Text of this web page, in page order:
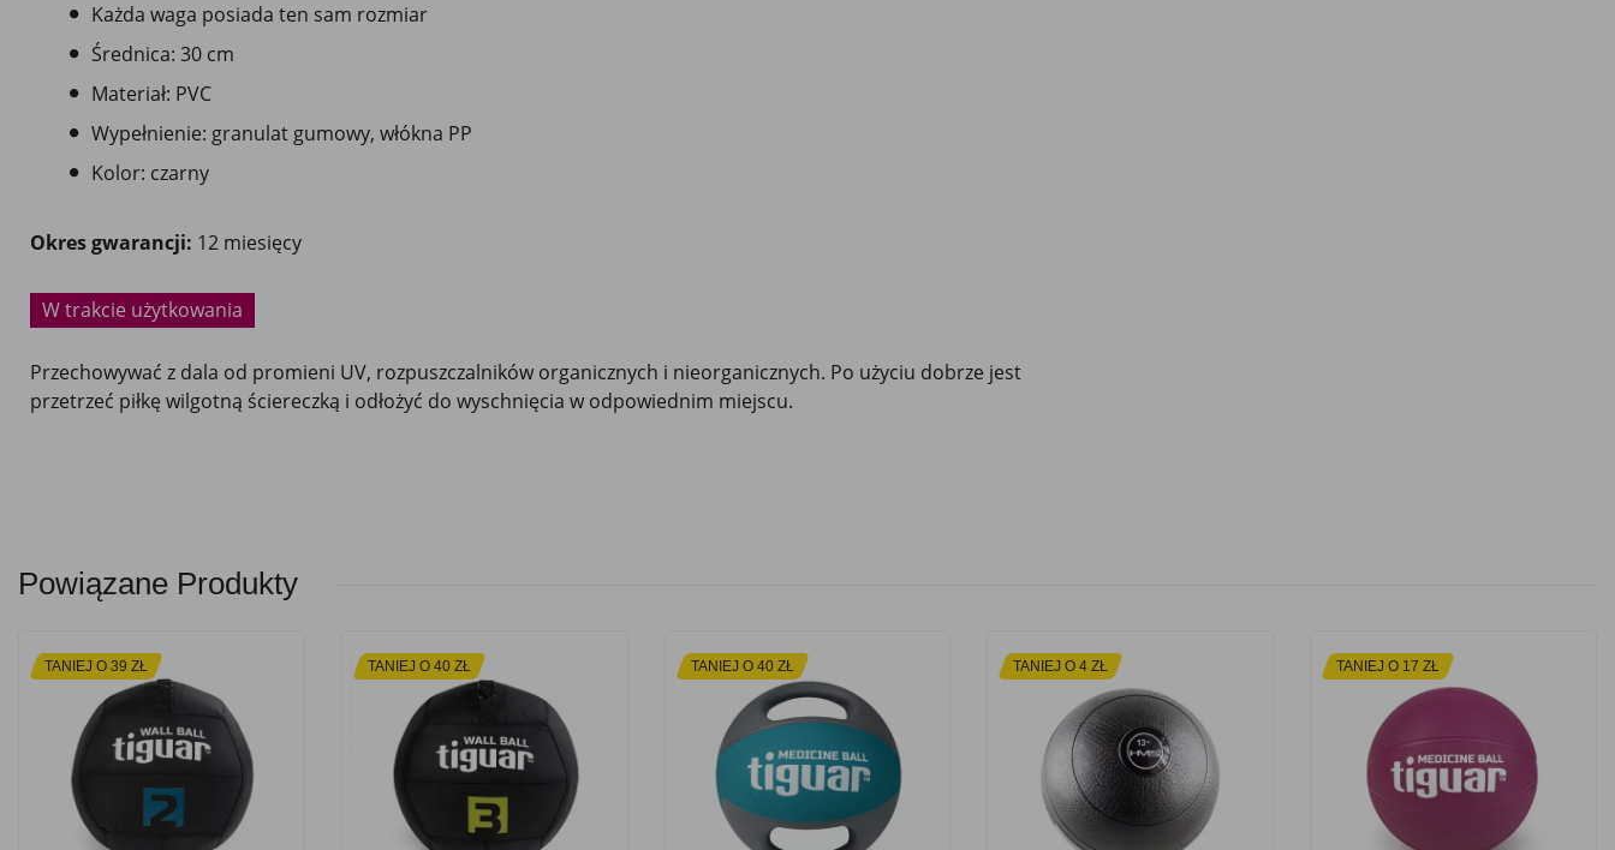
Każda waga posiada ten sam rozmiar
Średnica: 30 cm
Materiał: PVC
Wypełnienie: granulat gumowy, włókna PP
Kolor: czarny
Okres gwarancji: 12 miesięcy
W trakcie użytkowania
Przechowywać z dala od promieni UV, rozpuszczalników organicznych i nieorganicznych. Po użyciu dobrze jest
przetrzeć piłkę wilgotną ściereczką i odłożyć do wyschnięcia w odpowiednim miejscu.
Powiązane Produkty
TANIEJ O 39 ZŁ TANIEJ O 40 ZŁ TANIEJ O 40 ZŁ TANIEJ O 4 ZŁ TANIEJ O 17 ZŁ